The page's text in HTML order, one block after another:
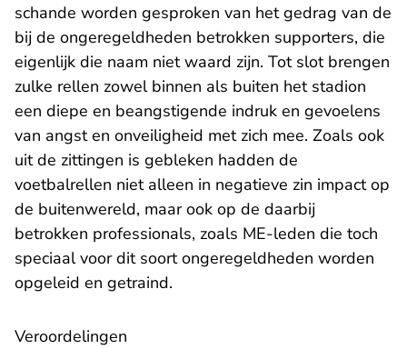
schande worden gesproken van het gedrag van de
bij de ongeregeldheden betrokken supporters, die
eigenlijk die naam niet waard zijn. Tot slot brengen
zulke rellen zowel binnen als buiten het stadion
een diepe en beangstigende indruk en gevoelens
van angst en onveiligheid met zich mee. Zoals ook
uit de zittingen is gebleken hadden de
voetbalrellen niet alleen in negatieve zin impact op
de buitenwereld, maar ook op de daarbij
betrokken professionals, zoals ME-leden die toch
speciaal voor dit soort ongeregeldheden worden
opgeleid en getraind.
Veroordelingen